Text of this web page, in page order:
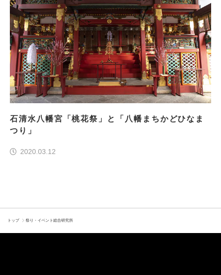
石清水八幡宮「桃花祭」と「八幡まちかどひなま
つり」
2020.03.12
トップ 祭り・イベント総合研究所